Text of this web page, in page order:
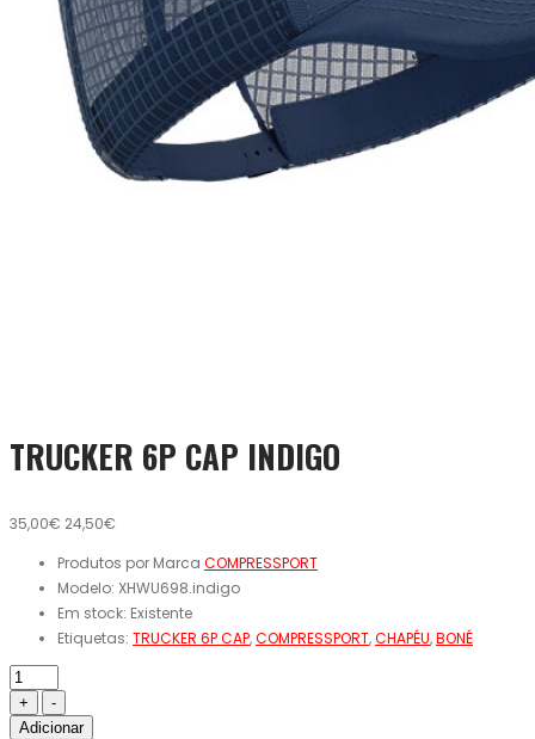
TRUCKER 6P CAP INDIGO
35,00€ 24,50€
Produtos por Marca COMPRESSPORT
Modelo: XHWU698.indigo
Em stock: Existente
Etiquetas: TRUCKER 6P CAP,COMPRESSPORT,CHAPÉU,BONÉ
Adicionar